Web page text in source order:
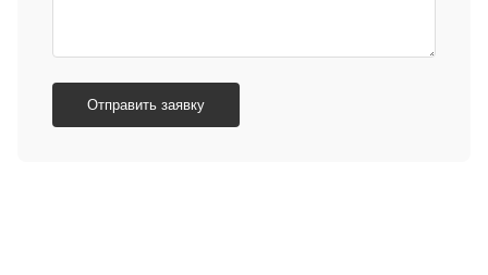
Отправить заявку